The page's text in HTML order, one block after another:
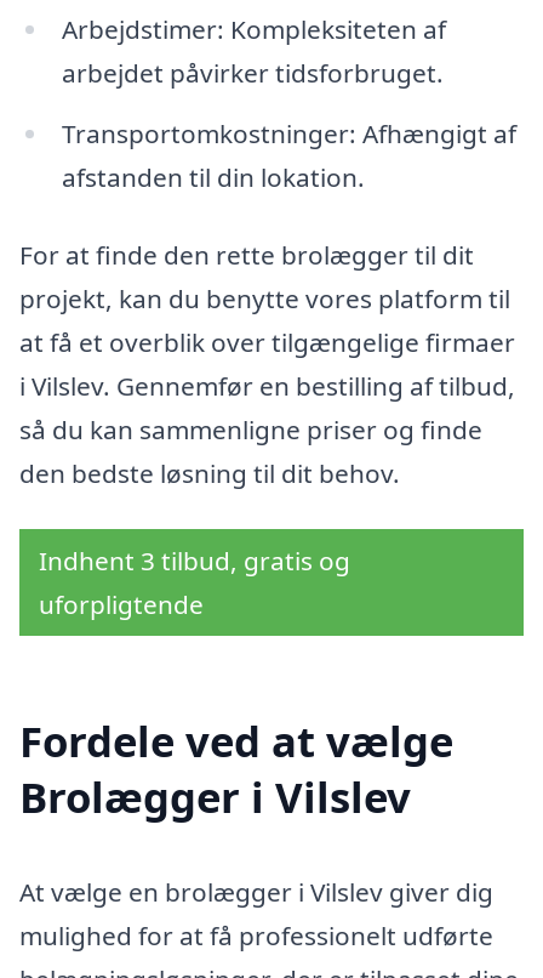
Arbejdstimer: Kompleksiteten af
arbejdet påvirker tidsforbruget.
Transportomkostninger: Afhængigt af
afstanden til din lokation.
For at finde den rette brolægger til dit
projekt, kan du benytte vores platform til
at få et overblik over tilgængelige firmaer
i Vilslev. Gennemfør en bestilling af tilbud,
så du kan sammenligne priser og finde
den bedste løsning til dit behov.
Indhent 3 tilbud, gratis og
uforpligtende
Fordele ved at vælge
Brolægger i Vilslev
At vælge en brolægger i Vilslev giver dig
mulighed for at få professionelt udførte